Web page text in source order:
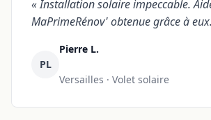
« Installation solaire impeccable.
MaPrimeRénov' obtenue grâce à
PL
Pierre L.
Versailles · Volet solaire